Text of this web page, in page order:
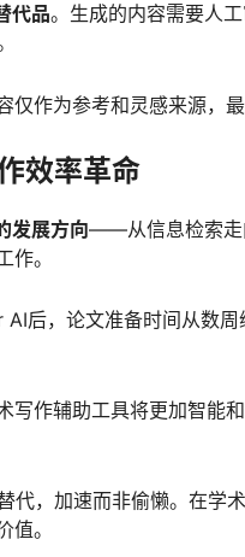
代品。生成的内容需要人
仅作为参考和灵感来源，
效率革命
发展方向——从信息检索走
。
后，论文准备时间从数
写作辅助工具将更加智能
代，加速而非偷懒。在学
。